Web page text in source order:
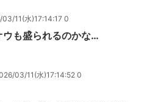
11(水)17:14:17 0
ウも盛られるのかな…
03/11(水)17:14:52 0